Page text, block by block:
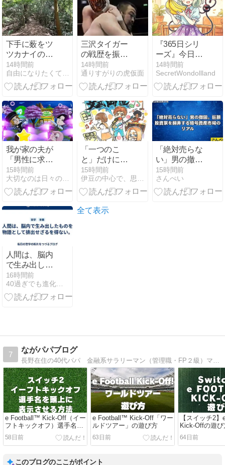
下手に薮をツ
ツカナイのが
生き残るコ
ツ？
14時間前
自由になりたくて。セミリタイアへ | 自分らしくゆるく…
三沢タイガー
の戦歴を振り
返る⑥（日本
人対決編）
14時間前
通りすがりの虎仮面
『365日シリ
ーズ』今日は
バナナの日
14時間前
SecretWondollland
我が家の夫が
「男性に求め
るもの」とフ
ァンサ対策
15時間前
大切なのは日々のこと
「一つのこ
と」だけに生
きる危うさ。
――効率主義
を超えて「文
える人生の安
15時間前
伊豆の中心で、思いをさけぶ
「絶対売らな
い」男の撤
回。巨額投資
家を翻弄する
暗号資産市場
15時間前
さんぺい
人間は、脳内
で生み出した
ものを物語と
して排出せざ
るを得ない。
16時間前
40過ぎでも進化する為の実践ブログ
全て表示
7
ながパパブログ
長野在住の40代パパ 金融系サラリーマン（管理職・FP２級）ママと息子の3人家族ブログ、仕事、買って良かった物etc定期的に更新していきます。良質なものを長く使いたいタイプです。
e Football™ Kick-Off（イー
フトキックオフ）選手名を
頭上に表示させる方法
58日前
e Football™ Kick-Off「ワー
ルドツアー」の遊び方
63日前
【スイッチ2
Kick-Offの遊び
64日前
このブログのここがポイント